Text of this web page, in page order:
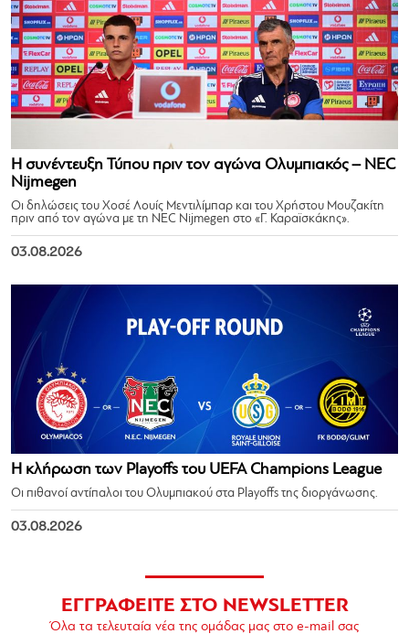
Η συνέντευξη Τύπου πριν τον αγώνα Ολυμπιακός – NEC
Nijmegen
Οι δηλώσεις του Χοσέ Λουίς Μεντιλίμπαρ και του Χρήστου Μουζακίτη
πριν από τον αγώνα με τη NEC Nijmegen στο «Γ. Καραϊσκάκης».
03.08.2026
Η κλήρωση των Playoffs του UEFA Champions League
Οι πιθανοί αντίπαλοι του Ολυμπιακού στα Playoffs της διοργάνωσης.
03.08.2026
ΕΓΓΡΑΦΕΙΤΕ ΣΤΟ NEWSLETTER
Όλα τα τελευταία νέα της ομάδας μας στο e-mail σας